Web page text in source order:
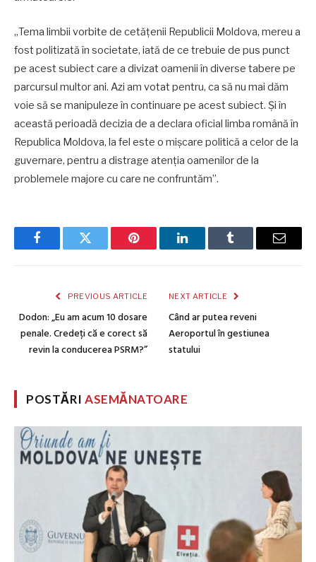
„Tema limbii vorbite de cetățenii Republicii Moldova, mereu a
fost politizată în societate, iată de ce trebuie de pus punct
pe acest subiect care a divizat oamenii în diverse tabere pe
parcursul multor ani. Azi am votat pentru, ca să nu mai dăm
voie să se manipuleze în continuare pe acest subiect. Și în
această perioadă decizia de a declara oficial limba română în
Republica Moldova, la fel este o mișcare politică a celor de la
guvernare, pentru a distrage atenția oamenilor de la
problemele majore cu care ne confruntăm”.
FacebookTwitter Pinterest LinkedInTumblr Email
PREVIOUS ARTICLE
Dodon: „Eu am acum 10 dosare
penale. Credeți că e corect să
revin la conducerea PSRM?”
NEXT ARTICLE
Când ar putea reveni
Aeroportul în gestiunea
statului
POSTĂRIASEMĂNATOARE